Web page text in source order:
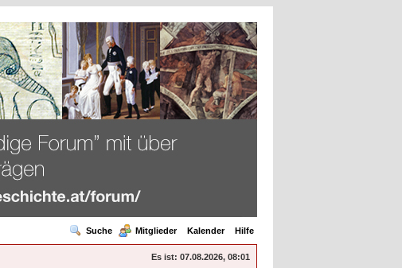
Suche Mitglieder Kalender Hilfe
Es ist: 07.08.2026, 08:01